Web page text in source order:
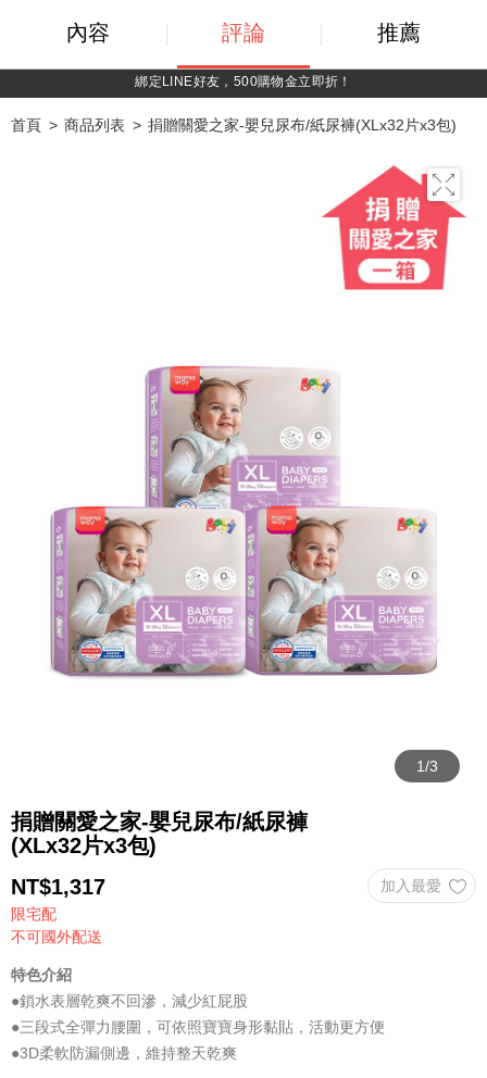
持媽媽手冊兌換媽媽禮｜超實用芬蘭箱免費領取 ~
首頁 商品列表 捐贈關愛之家-嬰兒尿布/紙尿褲(XLx32片x3包)
捐贈關愛之家-嬰兒尿布/紙尿褲
(XLx32片x3包)
NT$1,317
限宅配
不可國外配送
特色介紹
●鎖水表層乾爽不回滲，減少紅屁股
●三段式全彈力腰圍，可依照寶寶身形黏貼，活動更方便
●3D柔軟防漏側邊，維持整天乾爽
內容 評論 推薦